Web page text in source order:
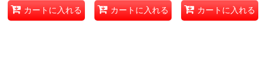
カートに入れる カートに入れる カートに入れる